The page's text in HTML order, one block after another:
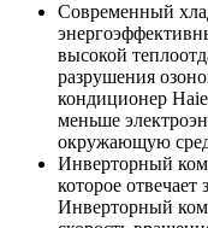
Современный
высокой
разрушения
кондиционер
меньше
окружающую
Инверторный
которое отвечает
Инверторный